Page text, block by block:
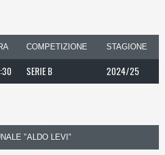
COMPETIZIONE STAGIONE
SERIE B 2024/25
"ALDO LEVI"